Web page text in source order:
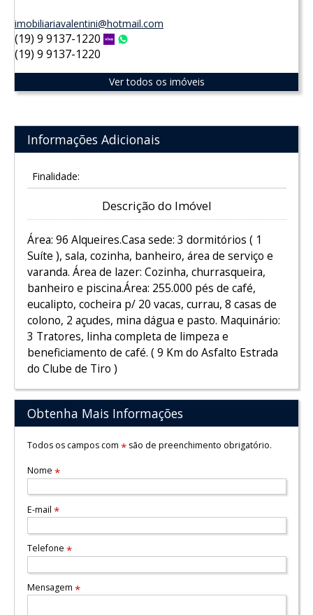
imobiliariavalentini@hotmail.com
(19) 9 9137-1220 Vivo
(19) 9 9137-1220
Ver todos os imóveis
Informações Adicionais
Finalidade:
Descrição do Imóvel
Área: 96 Alqueires.Casa sede: 3 dormitórios ( 1
Suíte ), sala, cozinha, banheiro, área de serviço e
varanda. Área de lazer: Cozinha, churrasqueira,
banheiro e piscina.Área: 255.000 pés de café,
eucalipto, cocheira p/ 20 vacas, currau, 8 casas de
colono, 2 açudes, mina dágua e pasto. Maquinário:
3 Tratores, linha completa de limpeza e
beneficiamento de café. ( 9 Km do Asfalto Estrada
do Clube de Tiro )
Obtenha Mais Informações
Todos os campos com *são de preenchimento obrigatório.
Nome *
E-mail *
Telefone *
Mensagem *